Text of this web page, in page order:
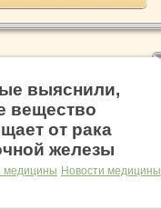
выяснили,
вещество
от рака
железы
медицины Новости медицины